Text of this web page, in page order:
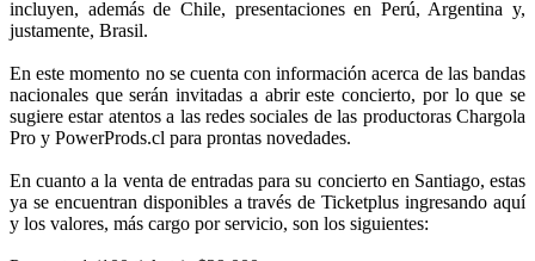
incluyen, además de Chile, presentaciones en Perú, Argentina y,
justamente, Brasil.
En este momento no se cuenta con información acerca de las bandas
nacionales que serán invitadas a abrir este concierto, por lo que se
sugiere estar atentos a las redes sociales de las productoras Chargola
Pro y PowerProds.cl para prontas novedades.
En cuanto a la venta de entradas para su concierto en Santiago, estas
ya se encuentran disponibles a través de Ticketplus ingresando aquí
y los valores, más cargo por servicio, son los siguientes: